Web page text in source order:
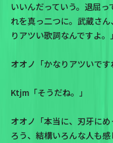
いいんだっていう。退屈
れを真っ二つに。武蔵さ
りアツい歌詞なんですよ。」
オオノ「かなりアツいです
Ktjm「そうだね。」
オオノ「本当に、刃牙に
ろう、結構いろんな人も